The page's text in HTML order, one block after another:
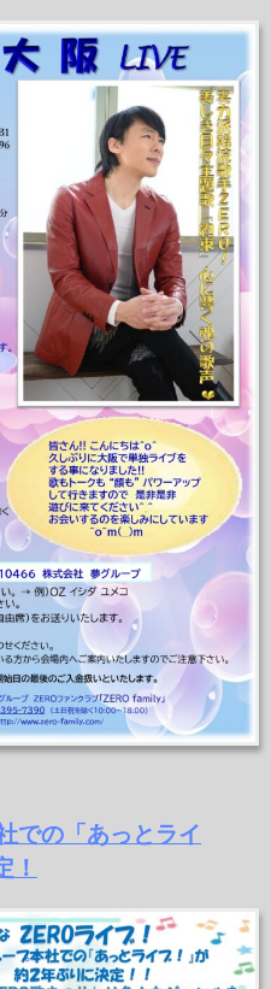
での「あっとライ
！